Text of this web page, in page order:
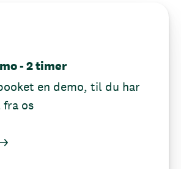
- 2 timer
en demo, til du har
fra os